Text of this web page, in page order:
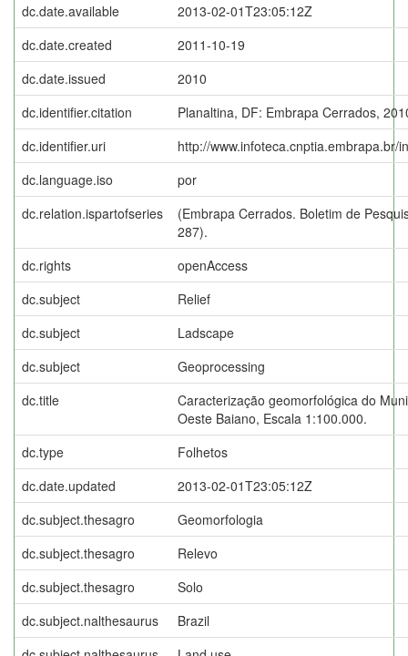
dc.date.available
2013-02-01T23:05:12Z
dc.date.created
2011-10-19
dc.date.issued
2010
dc.identifier.citation
Planaltina, DF: Embrapa Cerrados,
dc.identifier.uri
http://www.infoteca.cnptia.embrapa.br/
dc.language.iso
por
dc.relation.ispartofseries
(Embrapa Cerrados. Boletim de
287).
dc.rights
openAccess
dc.subject
Relief
dc.subject
Ladscape
dc.subject
Geoprocessing
dc.title
Caracterização geomorfológica do
Oeste Baiano, Escala 1:100.000.
dc.type
Folhetos
dc.date.updated
2013-02-01T23:05:12Z
dc.subject.thesagro
Geomorfologia
dc.subject.thesagro
Relevo
dc.subject.thesagro
Solo
dc.subject.nalthesaurus
Brazil